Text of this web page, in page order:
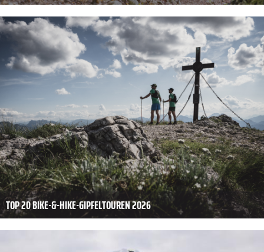
TOP 20 BIKE-&-HIKE-GIPFELTOUREN 2026